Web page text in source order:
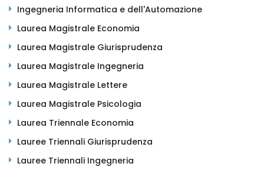
Ingegneria Informatica e dell'Automazione
Laurea Magistrale Economia
Laurea Magistrale Giurisprudenza
Laurea Magistrale Ingegneria
Laurea Magistrale Lettere
Laurea Magistrale Psicologia
Laurea Triennale Economia
Lauree Triennali Giurisprudenza
Lauree Triennali Ingegneria